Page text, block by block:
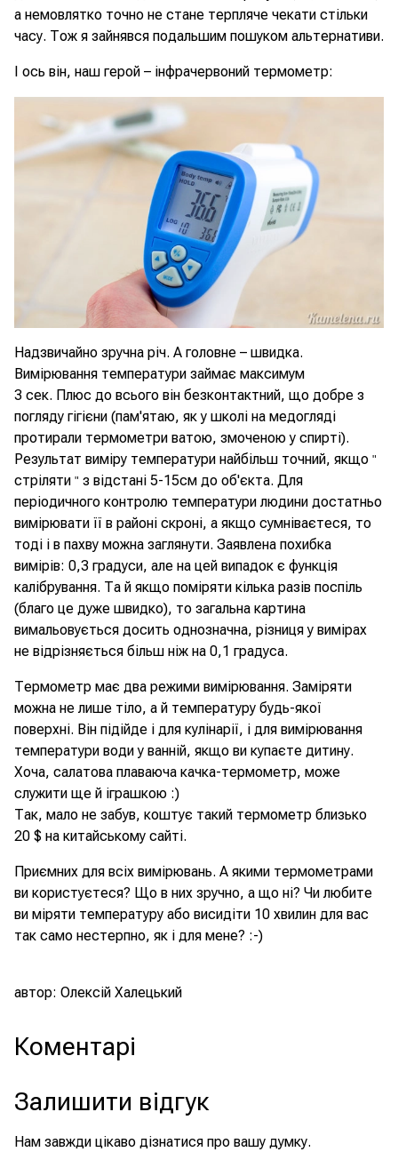
а немовлятко точно не стане терпляче чекати стільки
часу. Тож я зайнявся подальшим пошуком альтернативи.
І ось він, наш герой – інфрачервоний термометр:
Надзвичайно зручна річ. А головне – швидка.
Вимірювання температури займає максимум
3 сек. Плюс до всього він безконтактний, що добре з
погляду гігієни (пам'ятаю, як у школі на медогляді
протирали термометри ватою, змоченою у спирті).
Результат виміру температури найбільш точний, якщо "
стріляти " з відстані 5-15см до об'єкта. Для
періодичного контролю температури людини достатньо
вимірювати її в районі скроні, а якщо сумніваєтеся, то
тоді і в пахву можна заглянути. Заявлена похибка
вимірів: 0,3 градуси, але на цей випадок є функція
калібрування. Та й якщо поміряти кілька разів поспіль
(благо це дуже швидко), то загальна картина
вимальовується досить однозначна, різниця у вимірах
не відрізняється більш ніж на 0,1 градуса.
Термометр має два режими вимірювання. Заміряти
можна не лише тіло, а й температуру будь-якої
поверхні. Він підійде і для кулінарії, і для вимірювання
температури води у ванній, якщо ви купаєте дитину.
Хоча, салатова плаваюча качка-термометр, може
служити ще й іграшкою :)
Так, мало не забув, коштує такий термометр близько
20 $ на китайському сайті.
Приємних для всіх вимірювань. А якими термометрами
ви користуєтеся? Що в них зручно, а що ні? Чи любите
ви міряти температуру або висидіти 10 хвилин для вас
так само нестерпно, як і для мене? :-)
автор: Олексій Халецький
Коментарі
Залишити відгук
Нам завжди цікаво дізнатися про вашу думку.